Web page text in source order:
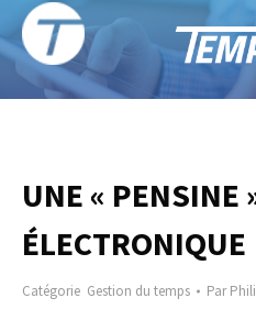
UNE « PENSINE
ÉLECTRONIQUE
Catégorie Gestion du temps Par